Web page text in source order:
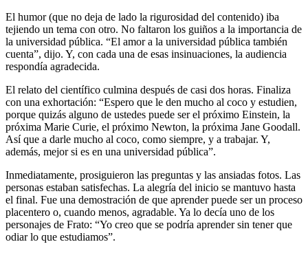
El humor (que no deja de lado la rigurosidad del contenido) iba
tejiendo un tema con otro. No faltaron los guiños a la importancia de
la universidad pública. “El amor a la universidad pública también
cuenta”, dijo. Y, con cada una de esas insinuaciones, la audiencia
respondía agradecida.
El relato del científico culmina después de casi dos horas. Finaliza
con una exhortación: “Espero que le den mucho al coco y estudien,
porque quizás alguno de ustedes puede ser el próximo Einstein, la
próxima Marie Curie, el próximo Newton, la próxima Jane Goodall.
Así que a darle mucho al coco, como siempre, y a trabajar. Y,
además, mejor si es en una universidad pública”.
Inmediatamente, prosiguieron las preguntas y las ansiadas fotos. Las
personas estaban satisfechas. La alegría del inicio se mantuvo hasta
el final. Fue una demostración de que aprender puede ser un proceso
placentero o, cuando menos, agradable. Ya lo decía uno de los
personajes de Frato: “Yo creo que se podría aprender sin tener que
odiar lo que estudiamos”.